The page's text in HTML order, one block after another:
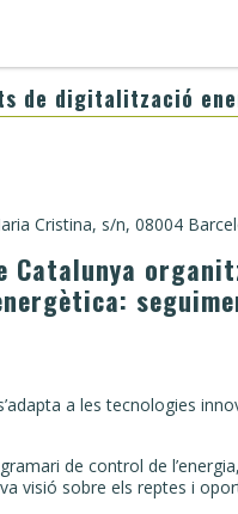
de digitalització
Cristina, s/n, 08004
Catalunya
a les tecnologies
de control de
visió sobre els reptes i